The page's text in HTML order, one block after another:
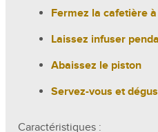
Fermez la cafetière
Laissez infuser
Abaissez le piston
Servez-vous et
Caractéristiques :